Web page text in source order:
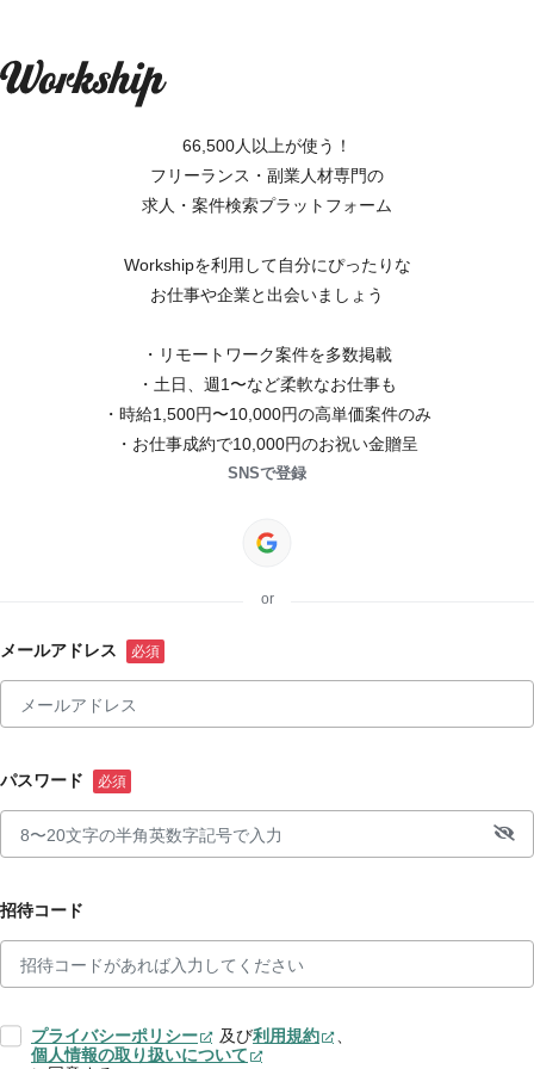
66,500人以上が使う！
フリーランス・副業人材専門の
求人・案件検索プラットフォーム
Workshipを利用して自分にぴったりな
お仕事や企業と出会いましょう
・リモートワーク案件を多数掲載
・土日、週1〜など柔軟なお仕事も
・時給1,500円〜10,000円の高単価案件のみ
・お仕事成約で10,000円のお祝い金贈呈
SNSで登録
or
メールアドレス
パスワード
招待コード
プライバシーポリシー 及び利用規約
、
個人情報の取り扱いについて